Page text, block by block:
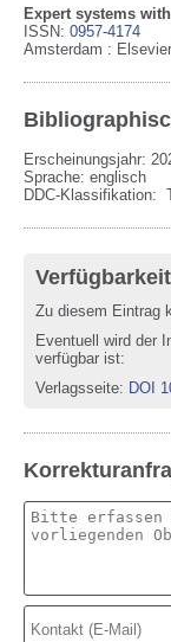
Expert systems
ISSN: 0957-4174
Amsterdam :
Erscheinungsjahr:
Sprache: englisch
DDC-Klassifikation:
Verfügbarkeit
Zu diesem Eintrag
Eventuell wird der
verfügbar ist:
Verlagsseite: DOI